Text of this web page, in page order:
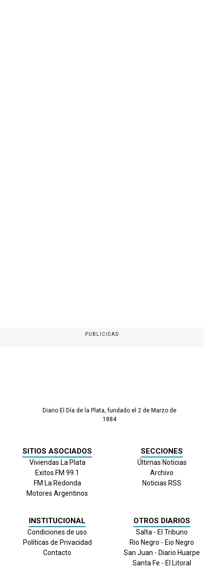
PUBLICIDAD
Diario El Día de la Plata, fundado el 2 de Marzo de
1884
SITIOS ASOCIADOS
Viviendas La Plata
Exitos FM 99.1
FM La Redonda
Motores Argentinos
SECCIONES
Últimas Noticias
Archivo
Noticias RSS
INSTITUCIONAL
Condiciones de uso
Políticas de Privacidad
Contacto
OTROS DIARIOS
Salta - El Tribuno
Rio Negro - Eio Negro
San Juan - Diario Huarpe
Santa Fe - El Litoral